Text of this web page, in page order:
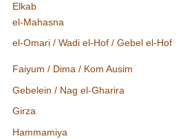
Elkab
el-Mahasna
el-Omari / Wadi el-Hof / Gebel el-Hof
Faiyum / Dima / Kom Ausim
Gebelein / Nag el-Gharira
Girza
Hammamiya